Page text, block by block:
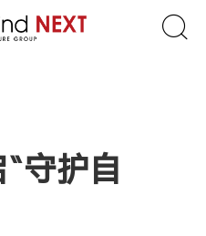
守护自